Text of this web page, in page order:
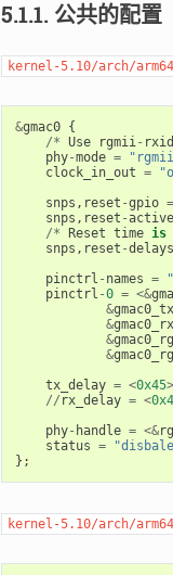
5.1.1. 公共的配置
kernel-5.10/arch/
&gmac0 {
/* Use rgmii- rxid
phy-mode =
clock_in_out =
snps , reset -gpio =
snps , reset -active
/*
Reset time is
snps , reset -delays
pinctrl - names =
pinctrl -0 = <&
&
&
&
&
tx_delay = <0x45>
// rx_delay = <
phy- handle = <&
status =
};
kernel-5.10/arch/